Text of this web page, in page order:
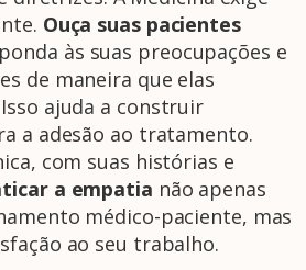
Ouça suas pacientes
às suas preocupações e
de maneira que elas
ajuda a construir
a adesão ao tratamento.
com suas histórias e
a empatia não apenas
médico-paciente, mas
ao seu trabalho.